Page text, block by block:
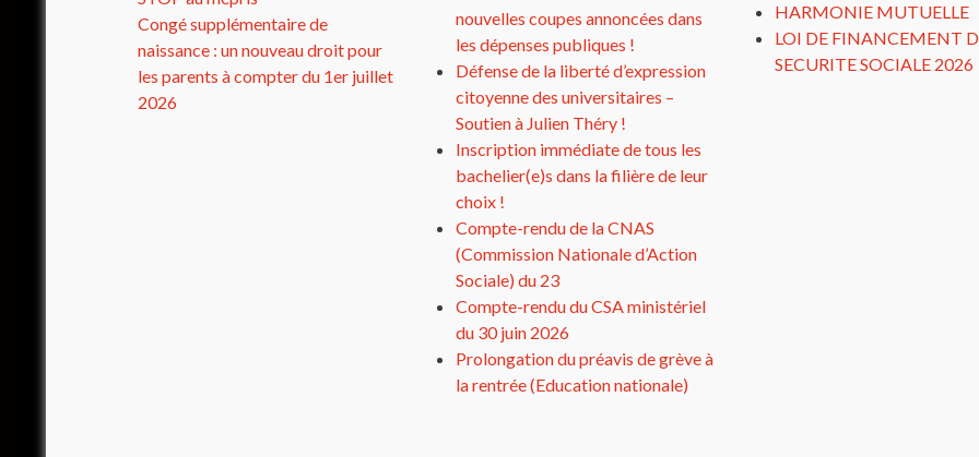
Congé supplémentaire de
naissance : un nouveau droit pour
les parents à compter du 1er juillet
2026
nouvelles coupes annoncées dans
les dépenses publiques !
Défense de la liberté d’expression
citoyenne des universitaires –
Soutien à Julien Théry !
Inscription immédiate de tous les
bachelier(e)s dans la filière de leur
choix !
Compte-rendu de la CNAS
(Commission Nationale d’Action
Sociale) du 23
Compte-rendu du CSA ministériel
du 30 juin 2026
Prolongation du préavis de grève à
la rentrée (Education nationale)
HARMONIE MUTUELLE
LOI DE FINANCEMENT
SECURITE SOCIALE 2026